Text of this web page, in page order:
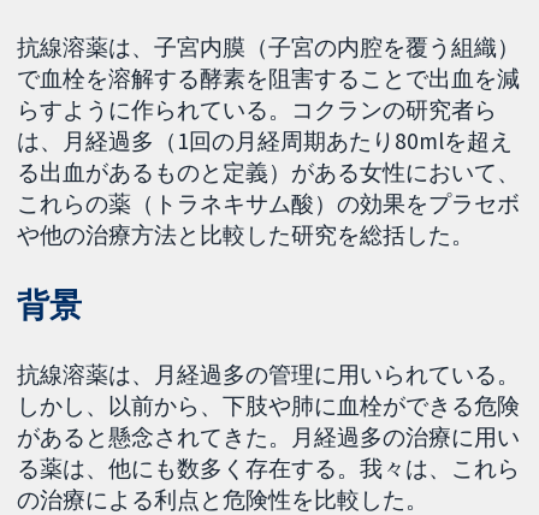
抗線溶薬は、子宮内膜（子宮の内腔を覆う組織）
で血栓を溶解する酵素を阻害することで出血を減
らすように作られている。コクランの研究者ら
は、月経過多（1回の月経周期あたり80mlを超え
る出血があるものと定義）がある女性において、
これらの薬（トラネキサム酸）の効果をプラセボ
や他の治療方法と比較した研究を総括した。
背景
抗線溶薬は、月経過多の管理に用いられている。
しかし、以前から、下肢や肺に血栓ができる危険
があると懸念されてきた。月経過多の治療に用い
る薬は、他にも数多く存在する。我々は、これら
の治療による利点と危険性を比較した。